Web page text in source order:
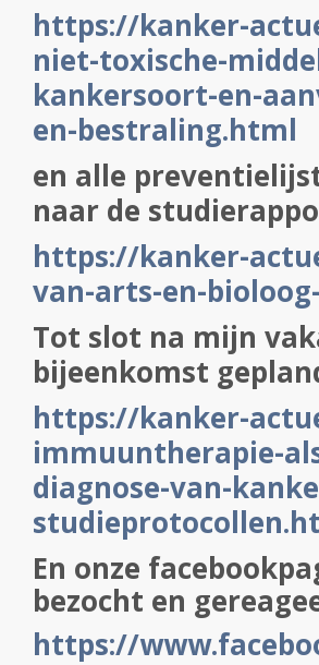
https://kanker-
niet-toxische-
kankersoort-en-
en-bestraling.html
en alle
naar de
https://kanker-
van-arts-en-
Tot slot na mijn
bijeenkomst
https://kanker-
immuuntherapie-
diagnose-van-
En onze
bezocht en
https://